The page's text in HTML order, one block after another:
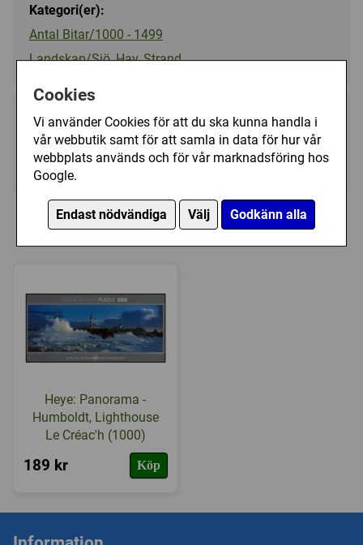
Cookies
Vi använder Cookies för att du ska kunna handla i
vår webbutik samt för att samla in data för hur vår
webbplats används och för vår marknadsföring hos
Google.
Endast nödvändiga Välj Godkänn alla
Kategori(er):
Antal Bitar/1000 - 1499
Landskap/Sjö, Hav, Strand
149 kr Utgått
Ej tillgänglig
Personer som har köpt Peliko: På resan -
Koli (1000) har också köpt
Heye: Panorama -
Humboldt, Lighthouse
Le Créac'h (1000)
189 kr Köp